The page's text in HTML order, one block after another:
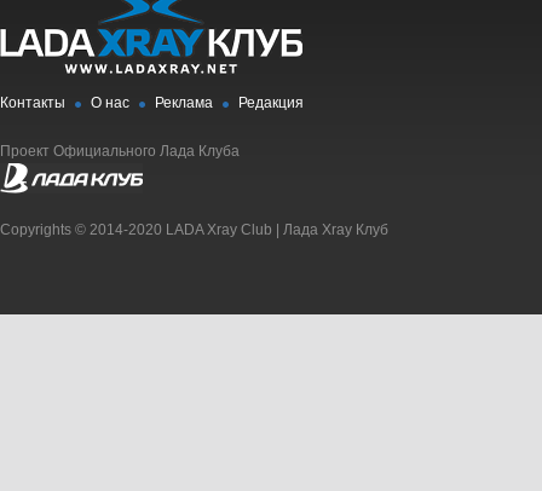
Контакты О нас Реклама Редакция
Проект Официального Лада Клуба
Copyrights © 2014-2020 LADA Xray Club | Лада Xray Клуб